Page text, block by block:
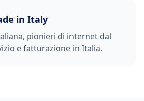
in Italy
pionieri di internet dal
e fatturazione in Italia.